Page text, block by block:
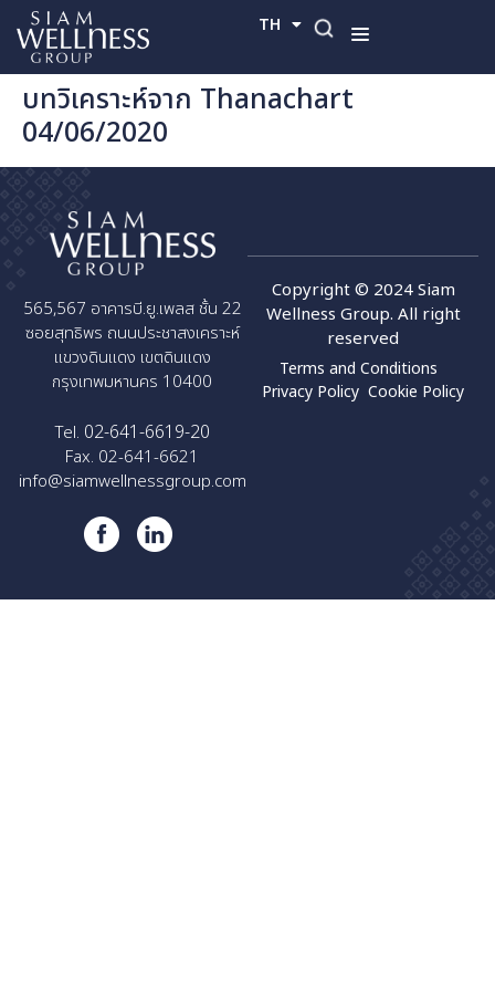
TH
EN
บทวิเคราะห์จาก Thanachart
04/06/2020
565,567 อาคารบี.ยู.เพลส ชั้น 22
ซอยสุทธิพร ถนนประชาสงเคราะห์
แขวงดินแดง เขตดินแดง
กรุงเทพมหานคร 10400
Tel. 02-641-6619-20
Fax. 02-641-6621
info@siamwellnessgroup.com
Copyright © 2024 Siam
Wellness Group. All right
reserved
Terms and Conditions
Privacy Policy Cookie Policy